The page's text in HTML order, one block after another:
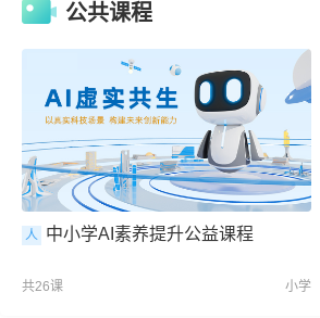
公共课程
人 中小学AI素养提升公益课程
共26课 小学